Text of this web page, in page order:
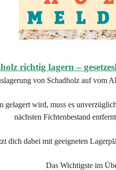
richtig lagern –
von Schadholz auf vom
gelagert wird, muss es
nächsten Fichtenbestand
dich dabei mit geeigneten
Das Wichtigste im